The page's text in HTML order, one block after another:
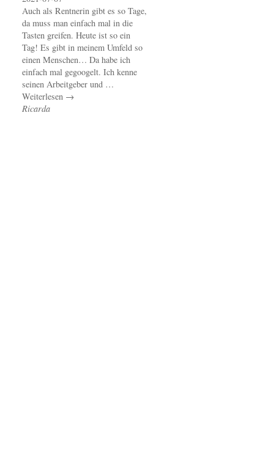
Auch als Rentnerin gibt es so Tage,
da muss man einfach mal in die
Tasten greifen. Heute ist so ein
Tag! Es gibt in meinem Umfeld so
einen Menschen… Da habe ich
einfach mal gegoogelt. Ich kenne
seinen Arbeitgeber und …
Weiterlesen →
Ricarda